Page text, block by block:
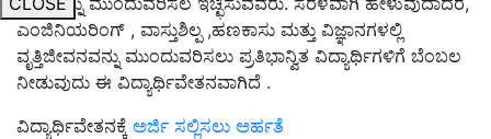
ಎಂಜಿನಿಯರಿಂಗ್ , ವಾಸ್ತುಶಿಲ್ಪ ,ಹಣಕಾಸು ಮತ್ತು ವಿಜ್ಞಾನಗಳಲ್ಲಿ
ವೃತ್ತಿಜೀವನವನ್ನು ಮುಂದುವರಿಸಲು ಪ್ರತಿಭಾನ್ವಿತ ವಿದ್ಯಾರ್ಥಿಗಳಿಗೆ ಬೆಂಬಲ
ನೀಡುವುದು ಈ ವಿದ್ಯಾರ್ಥಿವೇತನವಾಗಿದೆ .
ವಿದ್ಯಾರ್ಥಿವೇತನಕ್ಕೆ ಅರ್ಜಿ ಸಲ್ಲಿಸಲು ಅರ್ಹತೆ